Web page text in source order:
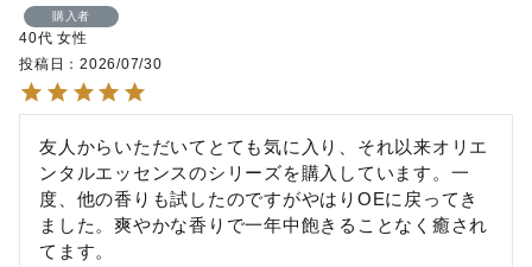
購入者
40代 女性
投稿日
2026/07/30
友人からいただいてとても気に入り、それ以来オリエ
ンタルエッセンスのシリーズを購入しています。一
度、他の香りも試したのですがやはりOEに戻ってき
ました。爽やかな香りで一年中飽きることなく癒され
てます。